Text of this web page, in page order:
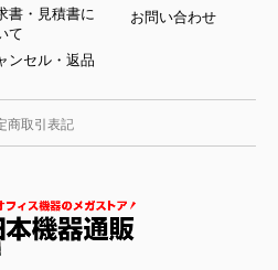
商取引表記
書・見積書に
て
ンセル・返品
お問い合わせ